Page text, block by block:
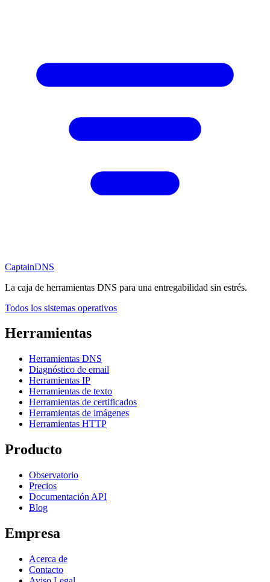
CaptainDNS
La caja de herramientas DNS para una entregabilidad sin estrés.
Todos los sistemas operativos
Herramientas
Herramientas DNS
Diagnóstico de email
Herramientas IP
Herramientas de texto
Herramientas de certificados
Herramientas de imágenes
Herramientas HTTP
Producto
Observatorio
Precios
Documentación API
Blog
Empresa
Acerca de
Contacto